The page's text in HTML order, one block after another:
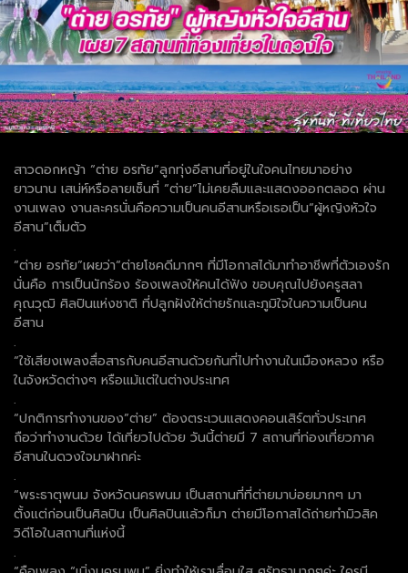
สาวดอกหญ้า “ต่าย อรทัย”ลูกทุ่งอีสานที่อยู่ในใจคนไทยมาอย่าง
ยาวนาน เสน่ห์หรือลายเซ็นที่ “ต่าย”ไม่เคยลืมและแสดงออกตลอด ผ่าน
งานเพลง งานละครนั่นคือความเป็นคนอีสานหรือเธอเป็น“ผู้หญิงหัวใจ
อีสาน”เต็มตัว
.
“ต่าย อรทัย”เผยว่า“ต่ายโชคดีมากๆ ที่มีโอกาสได้มาทำอาชีพที่ตัวเองรัก
นั่นคือ การเป็นนักร้อง ร้องเพลงให้คนได้ฟัง ขอบคุณไปยังครูสลา
คุณวุฒิ ศิลปินแห่งชาติ ที่ปลูกฝังให้ต่ายรักและภูมิใจในความเป็นคน
อีสาน
.
“ใช้เสียงเพลงสื่อสารกับคนอีสานด้วยกันที่ไปทำงานในเมืองหลวง หรือ
ในจังหวัดต่างๆ หรือแม้แต่ในต่างประเทศ
.
“ปกติการทำงานของ”ต่าย” ต้องตระเวนแสดงคอนเสิร์ตทั่วประเทศ
ถือว่าทำงานด้วย ได้เที่ยวไปด้วย วันนี้ต่ายมี 7 สถานที่ท่องเที่ยวภาค
อีสานในดวงใจมาฝากค่ะ
.
“พระธาตุพนม จังหวัดนครพนม เป็นสถานที่ที่ต่ายมาบ่อยมากๆ มา
ตั้งแต่ก่อนเป็นศิลปิน เป็นศิลปินแล้วก็มา ต่ายมีโอกาสได้ถ่ายทำมิวสิค
วิดีโอในสถานที่แห่งนี้
.